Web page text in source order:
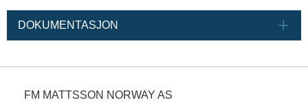
DOKUMENTASJON
FM MATTSSON NORWAY AS